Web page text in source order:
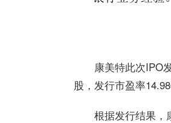
康美特此次IPO
股，发行市盈率14.98
根据发行结果，